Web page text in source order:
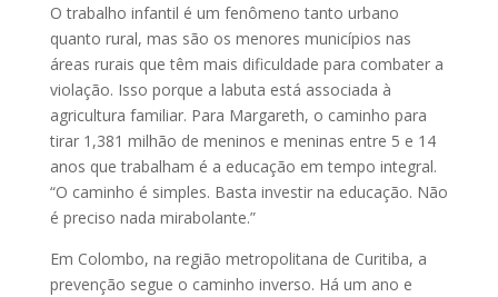
O trabalho infantil é um fenômeno tanto urbano
quanto rural, mas são os menores municípios nas
áreas rurais que têm mais dificuldade para combater a
violação. Isso porque a labuta está associada à
agricultura familiar. Para Margareth, o caminho para
tirar 1,381 milhão de meninos e meninas entre 5 e 14
anos que trabalham é a educação em tempo integral.
“O caminho é simples. Basta investir na educação. Não
é preciso nada mirabolante.”
Em Colombo, na região me­­tropolitana de Curitiba, a
prevenção segue o caminho inverso. Há um ano e